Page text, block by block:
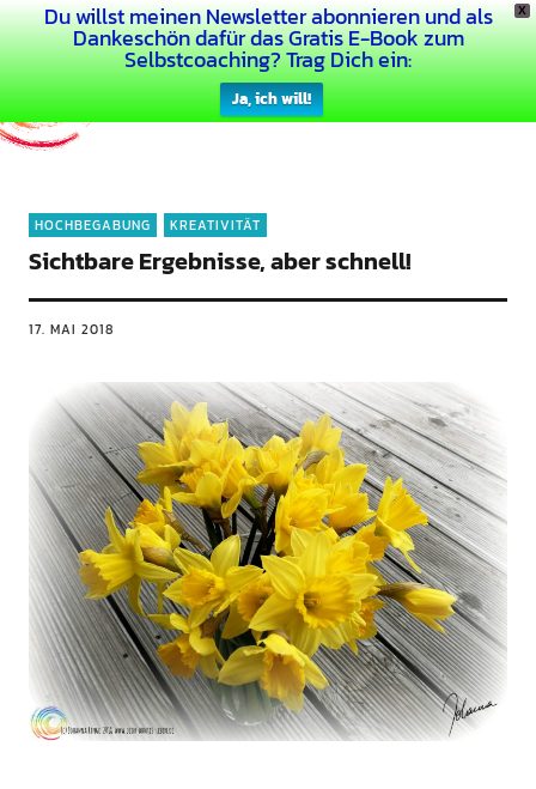
X
Du willst meinen Newsletter abonnieren und als
Dankeschön dafür das Gratis E-Book zum
Selbstcoaching? Trag Dich ein:
Ja, ich will!
Dein Buntes Leben
HOCHBEGABUNG KREATIVITÄT
Sichtbare Ergebnisse, aber schnell!
17. MAI 2018